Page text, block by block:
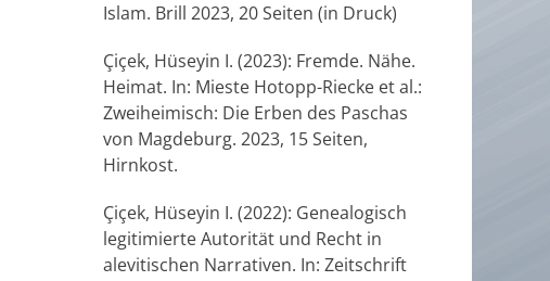
Islam. Brill 2023, 20 Seiten (in Druck)
Çiçek, Hüseyin I. (2023): Fremde. Nähe.
Heimat. In: Mieste Hotopp-Riecke et al.:
Zweiheimisch: Die Erben des Paschas
von Magdeburg. 2023, 15 Seiten,
Hirnkost.
Çiçek, Hüseyin I. (2022): Genealogisch
legitimierte Autorität und Recht in
alevitischen Narrativen. In: Zeitschrift